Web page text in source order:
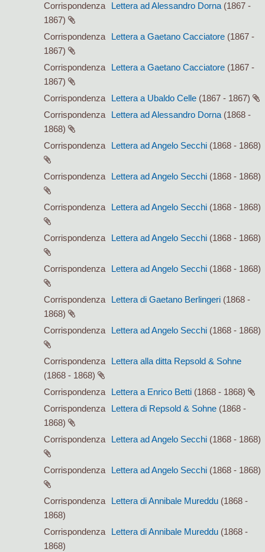
Corrispondenza
Lettera ad Alessandro Dorna (1867 -
1867)
Corrispondenza
Lettera a Gaetano Cacciatore (1867 -
1867)
Corrispondenza
Lettera a Gaetano Cacciatore (1867 -
1867)
Corrispondenza
Lettera a Ubaldo Celle (1867 - 1867)
Corrispondenza
Lettera ad Alessandro Dorna (1868 -
1868)
Corrispondenza
Lettera ad Angelo Secchi (1868 - 1868)
Corrispondenza Lettera ad Angelo Secchi (1868 - 1868)
Corrispondenza Lettera ad Angelo Secchi (1868 - 1868)
Corrispondenza Lettera ad Angelo Secchi (1868 - 1868)
Corrispondenza Lettera ad Angelo Secchi (1868 - 1868)
Corrispondenza Lettera di Gaetano Berlingeri (1868 -
1868)
Corrispondenza
Lettera ad Angelo Secchi (1868 - 1868)
Corrispondenza
Lettera alla ditta Repsold & Sohne
(1868 - 1868)
Corrispondenza
Lettera a Enrico Betti (1868 - 1868)
Corrispondenza
Lettera di Repsold & Sohne (1868 -
1868)
Corrispondenza
Lettera ad Angelo Secchi (1868 - 1868)
Corrispondenza Lettera ad Angelo Secchi (1868 - 1868)
Corrispondenza Lettera di Annibale Mureddu (1868 -
1868)
Corrispondenza
Lettera di Annibale Mureddu (1868 -
1868)